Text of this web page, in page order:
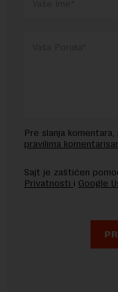
Pre slanja
pravilima
Sajt je zaštićen
Privatnosti i Google